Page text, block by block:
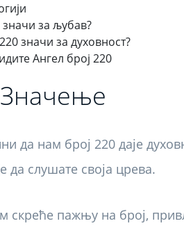
за љубав?
значи за духовност?
Ангел број 220
да нам број 220 даје
да слушате своја црева.
скреће пажњу на број,